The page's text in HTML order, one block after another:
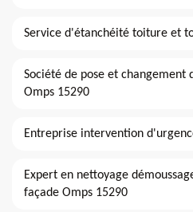
Service d'étanchéité toiture et
Société de pose et
Omps 15290
Entreprise intervention
Expert en nettoyage
façade Omps 15290